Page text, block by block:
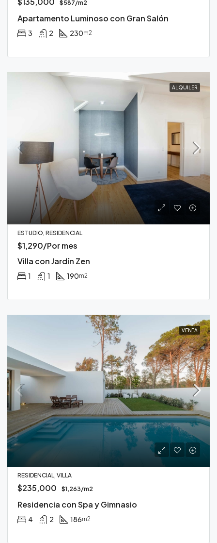
$587/m2
Apartamento Luminoso con Gran Salón
3 2 230m2
ALQUILER
ESTUDIO, RESIDENCIAL
$1,290/Por mes
Villa con Jardín Zen
1 1 190m2
VENTA
RESIDENCIAL, VILLA
$235,000 $1,263/m2
Residencia con Spa y Gimnasio
4 2 186m2